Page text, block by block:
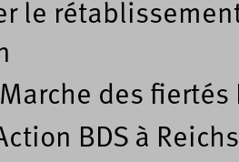
le
des fiertés
BDS à